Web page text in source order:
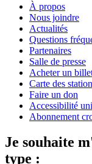
À propos
Nous joindre
Actualités
Questions
Partenaires
Salle de presse
Acheter un
Carte des
Faire un don
Accessibilité
Abonnement
Je souhaite
type :